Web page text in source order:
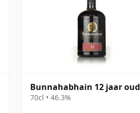
Bunnahabhain 12 jaar oud
70cl • 46.3%